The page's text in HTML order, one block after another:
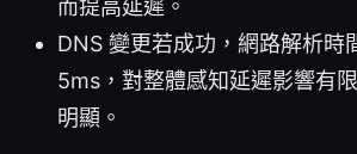
而提高延遲。
DNS 變更若成功，網路解析時
5ms，對整體感知延遲影響有
明顯。